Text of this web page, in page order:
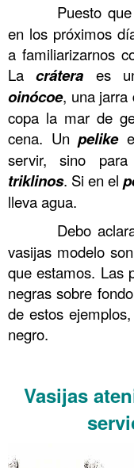
Puesto
en los próximos
a familiarizarnos
Lacrátera es
oinócoe, una jarra
copa la mar de
cena. Unpelike
servir, sino
triklinos. Si en el
lleva agua.
Debo
vasijas modelo
que estamos. Las
negras sobre
de estos
negro.
Vasijas